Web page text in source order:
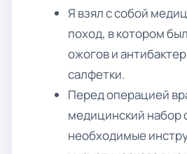
Я взял с собой
поход, в котором
ожогов и
салфетки.
Перед операцией
медицинский набор
необходимые